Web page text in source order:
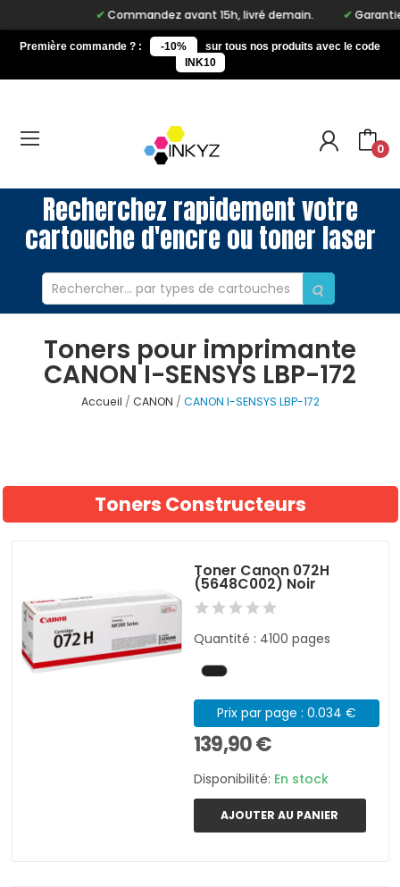
Commandez avant 15h, livré demain. Garantie
Première commande ? : -10%
sur tous nos produits avec le code
INK10
0
Recherchez rapidement votre
cartouche d'encre ou toner laser
Toners pour imprimante
CANON I-SENSYS LBP-172
Accueil CANON CANON I-SENSYS LBP-172
Toners Constructeurs
Toner Canon 072H
(5648C002) Noir
Quantité : 4100 pages
Prix par page : 0.034 €
139,90 €
Disponibilité: En stock
AJOUTER AU PANIER